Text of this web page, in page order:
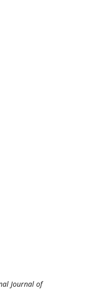
Journal of